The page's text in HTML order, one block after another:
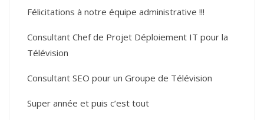
Félicitations à notre équipe administrative !!!
Consultant Chef de Projet Déploiement IT pour la
Télévision
Consultant SEO pour un Groupe de Télévision
Super année et puis c’est tout